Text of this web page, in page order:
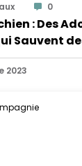
0
: Des
Sauvent
2023